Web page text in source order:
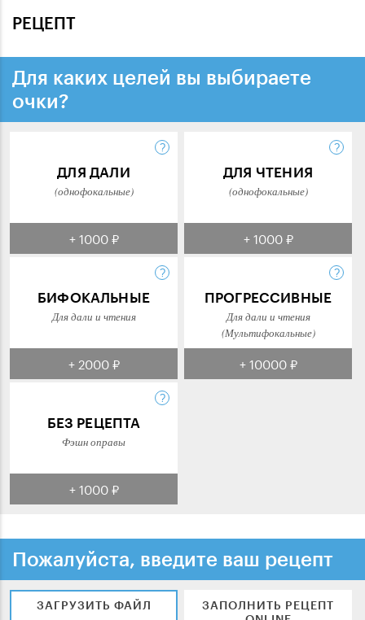
РЕЦЕПТ
Для каких целей вы выбираете
очки?
ДЛЯ ДАЛИ
(однофокальные)
+ 1000 ₽
ДЛЯ ЧТЕНИЯ
(однофокальные)
+ 1000 ₽
БИФОКАЛЬНЫЕ
Для дали и чтения
+ 2000 ₽
ПРОГРЕССИВНЫЕ
Для дали и чтения
(Мультифокальные)
+ 10000 ₽
БЕЗ РЕЦЕПТА
Фэшн оправы
+ 1000 ₽
Пожалуйста, введите ваш рецепт
ЗАГРУЗИТЬ ФАЙЛ
ЗАПОЛНИТЬ РЕЦЕПТ